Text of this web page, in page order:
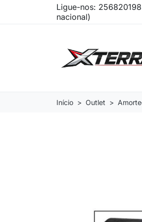
Ligue-nos:
nacional)
Início Outlet